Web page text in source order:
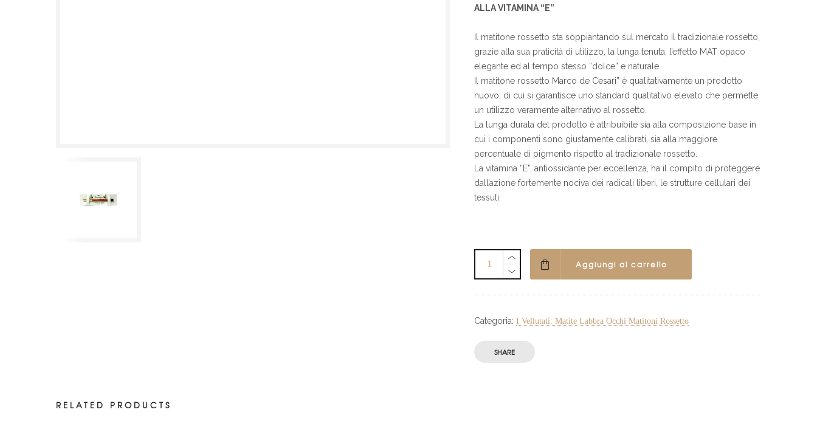
ALLA VITAMINA “E”
Il matitone rossetto sta soppiantando sul mercato il tradizionale rossetto,
grazie alla sua praticità di utilizzo, la lunga tenuta, l’effetto MAT opaco
elegante ed al tempo stesso “dolce” e naturale.
Il matitone rossetto Marco de Cesari” è qualitativamente un prodotto
nuovo, di cui si garantisce uno standard qualitativo elevato che permette
un utilizzo veramente alternativo al rossetto.
La lunga durata del prodotto è attribuibile sia alla composizione base in
cui i componenti sono giustamente calibrati, sia alla maggiore
percentuale di pigmento rispetto al tradizionale rossetto.
La vitamina “E”, antiossidante per eccellenza, ha il compito di proteggere
dall’azione fortemente nociva dei radicali liberi, le strutture cellulari dei
tessuti.
Aggiungi al carrello
Categoria:I Vellutati: Matite Labbra Occhi Matitoni Rossetto
SHARE
RELATED PRODUCTS